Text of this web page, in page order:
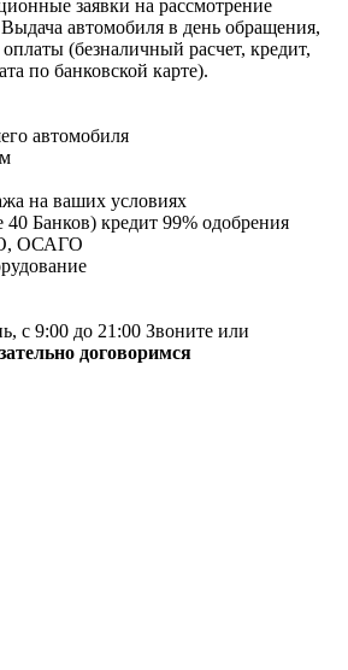
заявки на рассмотрение
автомобиля в день обращения,
(безналичный расчет, кредит,
по банковской карте).
автомобиля
на ваших условиях
40 Банков) кредит 99% одобрения
ОСАГО
с 9:00 до 21:00 Звоните или
договоримся